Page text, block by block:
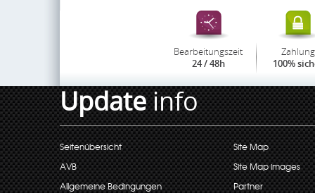
Bearbeitungszeit
24 / 48h
Zahlung
100%
Updateinfo
Seitenübersicht
AVB
Allgemeine Bedingungen
Site Map
Site Map images
Partner